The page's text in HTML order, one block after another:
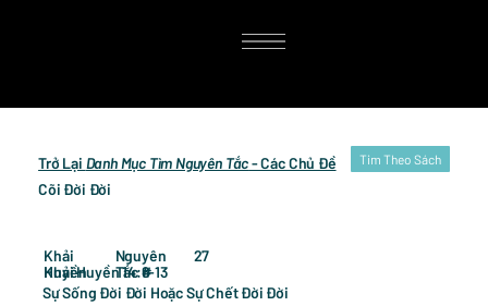
Tim Theo Sách
Trở Lại Danh Mục Tìm Nguyên Tắc- Các Chủ Đề
Cõi Đời Đời
Khải
Huyền
Sự Sống Đời Đời Hoặc Sự Chết Đời Đời
Khải Huyền 14:6-13
Nguyên
Tắc #
27